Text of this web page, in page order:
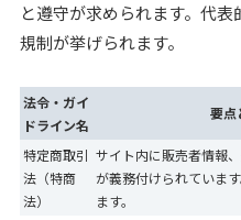
と遵守が求められます。代表
規制が挙げられます。
法令・ガイ
ドライン名
要点
特定商取引
法（特商
法）
サイト内に販売者情報
が義務付けられていま
ます。